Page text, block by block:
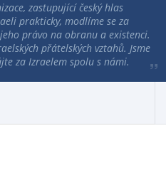
zastupující český hlas
prakticky, modlíme se za
právo na obranu a existenci.
přátelských vztahů. Jsme
za Izraelem spolu s námi.